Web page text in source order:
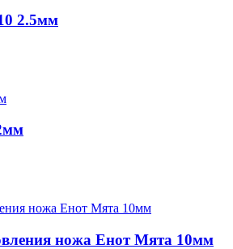
2.5мм
ножа Енот Мята 10мм